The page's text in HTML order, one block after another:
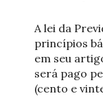
A lei da
princípios
em seu
será pago
(cento e